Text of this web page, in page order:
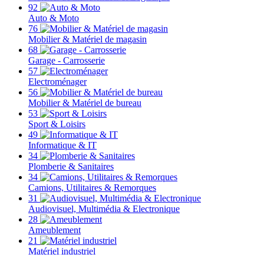
92
Auto & Moto
76
Mobilier & Matériel de magasin
68
Garage - Carrosserie
57
Electroménager
56
Mobilier & Matériel de bureau
53
Sport & Loisirs
49
Informatique & IT
34
Plomberie & Sanitaires
34
Camions, Utilitaires & Remorques
31
Audiovisuel, Multimédia & Electronique
28
Ameublement
21
Matériel industriel